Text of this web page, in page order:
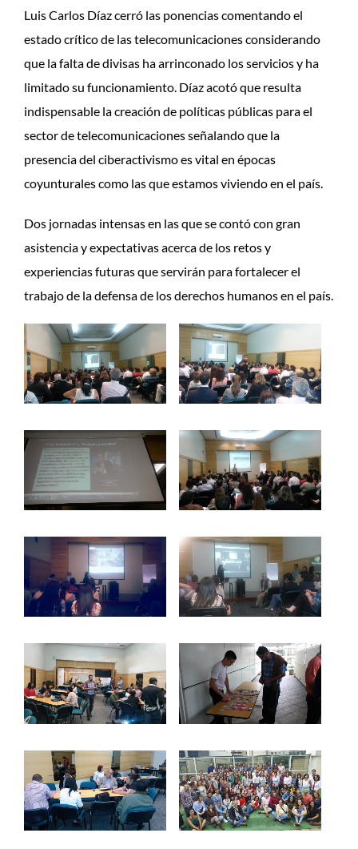
Luis Carlos Díaz cerró las ponencias comentando el
estado crítico de las telecomunicaciones considerando
que la falta de divisas ha arrinconado los servicios y ha
limitado su funcionamiento. Díaz acotó que resulta
indispensable la creación de políticas públicas para el
sector de telecomunicaciones señalando que la
presencia del ciberactivismo es vital en épocas
coyunturales como las que estamos viviendo en el país.
Dos jornadas intensas en las que se contó con gran
asistencia y expectativas acerca de los retos y
experiencias futuras que servirán para fortalecer el
trabajo de la defensa de los derechos humanos en el país.